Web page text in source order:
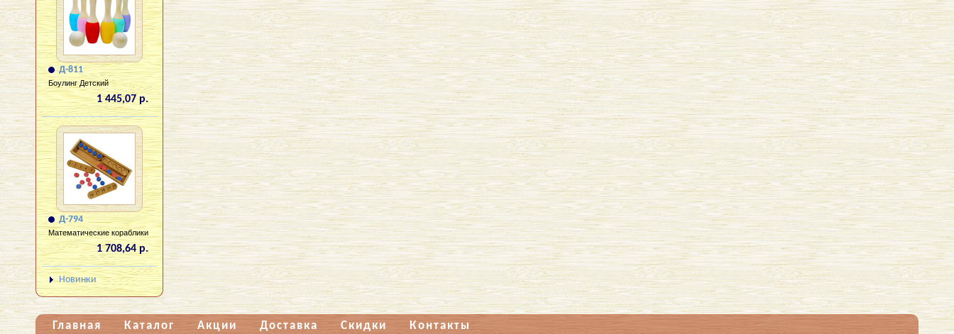
Д-811
Боулинг Детский
1 445,07 р.
Д-794
Математические кораблики
1 708,64 р.
Новинки
Главная Каталог Акции Доставка Скидки Контакты